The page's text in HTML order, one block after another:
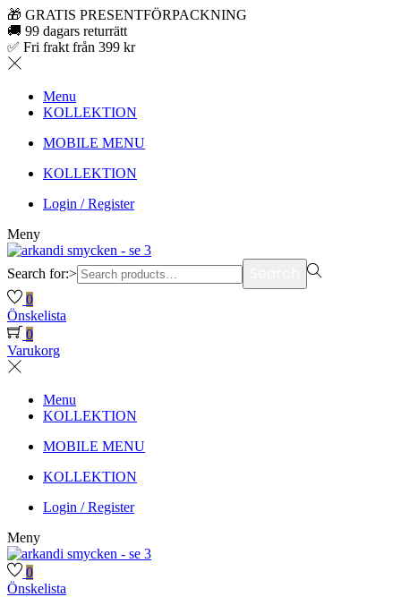
🎁 GRATIS PRESENTFÖRPACKNING
🚚 99 dagars returrätt
✅ Fri frakt från 399 kr
Menu
KOLLEKTION
MOBILE MENU
KOLLEKTION
Login / Register
Meny
Search for:>
0
Önskelista
0
Varukorg
Menu
KOLLEKTION
MOBILE MENU
KOLLEKTION
Login / Register
Meny
0
Önskelista